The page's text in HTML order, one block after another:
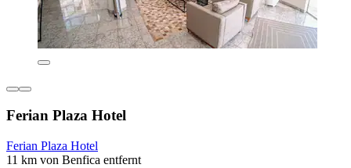
Ferian Plaza Hotel
Ferian Plaza Hotel
11 km von Benfica entfernt